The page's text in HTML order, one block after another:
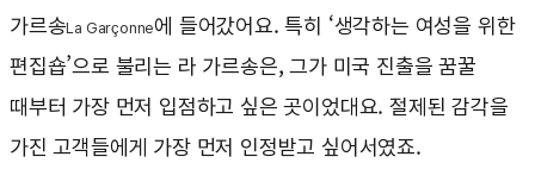
가르송La Garçonne에 들어갔어요. 특히 ‘생각하는 여성을 위한
편집숍’으로 불리는 라 가르송은, 그가 미국 진출을 꿈꿀
때부터 가장 먼저 입점하고 싶은 곳이었대요. 절제된 감각을
가진 고객들에게 가장 먼저 인정받고 싶어서였죠.